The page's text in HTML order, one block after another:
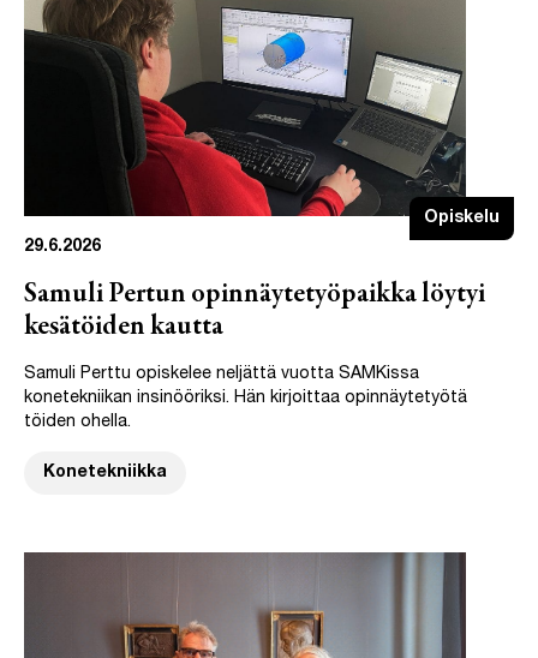
Opiskelu
29.6.2026
Samuli Pertun opinnäytetyöpaikka löytyi
kesätöiden kautta
Samuli Perttu opiskelee neljättä vuotta SAMKissa
konetekniikan insinööriksi. Hän kirjoittaa opinnäytetyötä
töiden ohella.
Konetekniikka